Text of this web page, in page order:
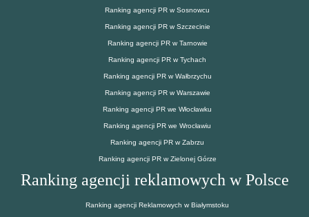
Ranking agencji PR w Sosnowcu
Ranking agencji PR w Szczecinie
Ranking agencji PR w Tarnowie
Ranking agencji PR w Tychach
Ranking agencji PR w Wałbrzychu
Ranking agencji PR w Warszawie
Ranking agencji PR we Włocławku
Ranking agencji PR we Wrocławiu
Ranking agencji PR w Zabrzu
Ranking agencji PR w Zielonej Górze
Ranking agencji reklamowych w Polsce
Ranking agencji Reklamowych w Białymstoku